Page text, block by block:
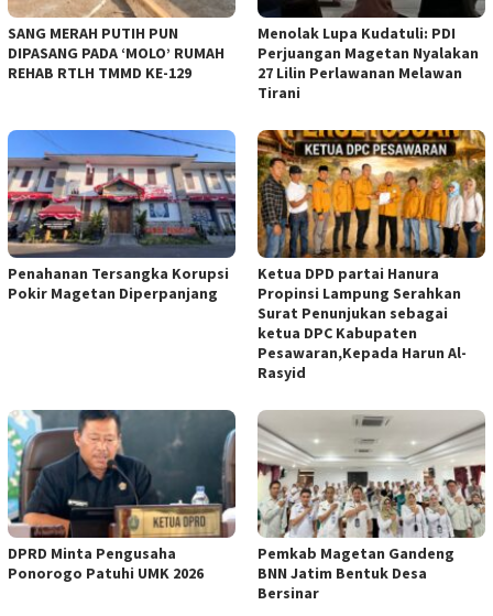
SANG MERAH PUTIH PUN
DIPASANG PADA ‘MOLO’ RUMAH
REHAB RTLH TMMD KE-129
Menolak Lupa Kudatuli: PDI
Perjuangan Magetan Nyalakan
27 Lilin Perlawanan Melawan
Tirani
Penahanan Tersangka Korupsi
Pokir Magetan Diperpanjang
Ketua DPD partai Hanura
Propinsi Lampung Serahkan
Surat Penunjukan sebagai
ketua DPC Kabupaten
Pesawaran,Kepada Harun Al-
Rasyid
DPRD Minta Pengusaha
Ponorogo Patuhi UMK 2026
Pemkab Magetan Gandeng
BNN Jatim Bentuk Desa
Bersinar